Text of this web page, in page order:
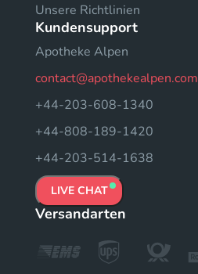
Unsere Richtlinien
Kundensupport
Apotheke Alpen
contact@apothekealpen.com
+44-203-608-1340
+44-808-189-1420
+44-203-514-1638
LIVE CHAT
Versandarten